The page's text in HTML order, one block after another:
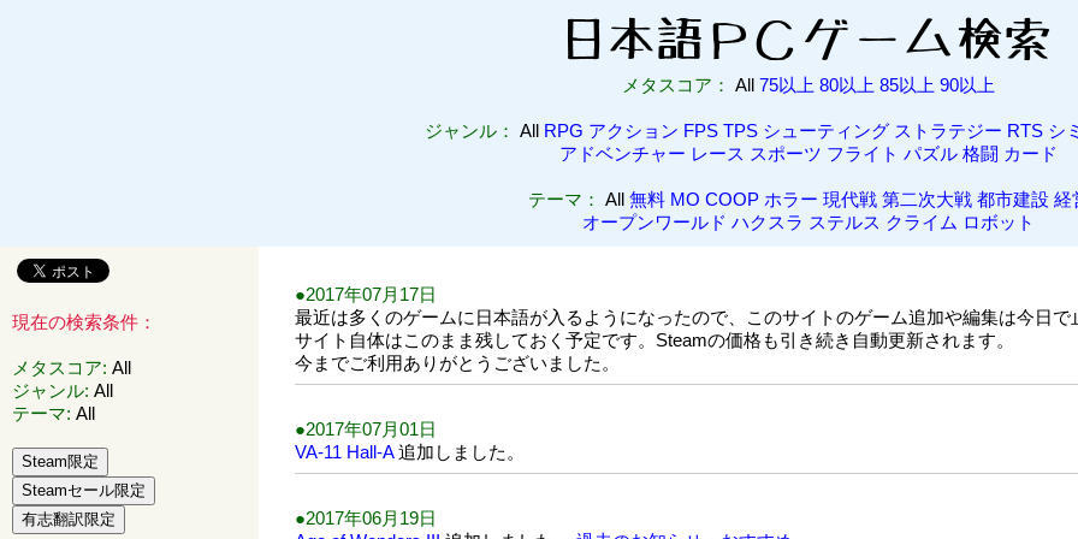
メタスコア： All 75以上 80以上 85以上 90以上
ジャンル： All RPG アクション FPS TPS シューティング ストラテジー RTS シ
アドベンチャー レース スポーツ フライト パズル 格闘 カード
テーマ： All 無料 MO COOP ホラー 現代戦 第二次大戦 都市建設 経
オープンワールド ハクスラ ステルス クライム ロボット
現在の検索条件：
メタスコア: All
ジャンル: All
テーマ: All
●2017年07月17日
最近は多くのゲームに日本語が入るようになったので、このサイトのゲーム追加や編集は今日で
サイト自体はこのまま残しておく予定です。Steamの価格も引き続き自動更新されます。
今までご利用ありがとうございました。
●2017年07月01日
VA-11 Hall-A追加しました。
●2017年06月19日